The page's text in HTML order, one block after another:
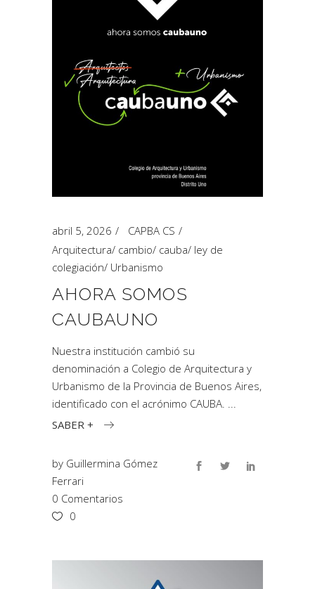
abril 5, 2026
CAPBA CS
Arquitectura/ cambio/ cauba/ ley de
colegiación/ Urbanismo
AHORA SOMOS
CAUBAUNO
Nuestra institución cambió su
denominación a Colegio de Arquitectura y
Urbanismo de la Provincia de Buenos Aires,
identificado con el acrónimo CAUBA.
SABER +
by Guillermina Gómez
Ferrari
0 Comentarios
0